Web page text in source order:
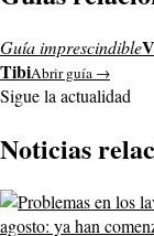
Guía imprescindible
TibiAbrir guía →
Sigue la actualidad
Noticias